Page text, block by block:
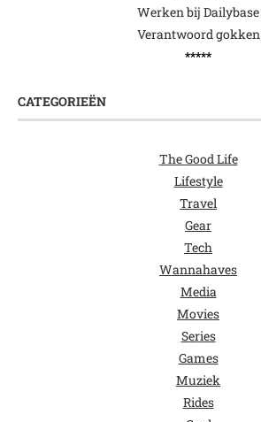
Werken bij Dailybase
Verantwoord gokken
*****
CATEGORIEËN
The Good Life
Lifestyle
Travel
Gear
Tech
Wannahaves
Media
Movies
Series
Games
Muziek
Rides